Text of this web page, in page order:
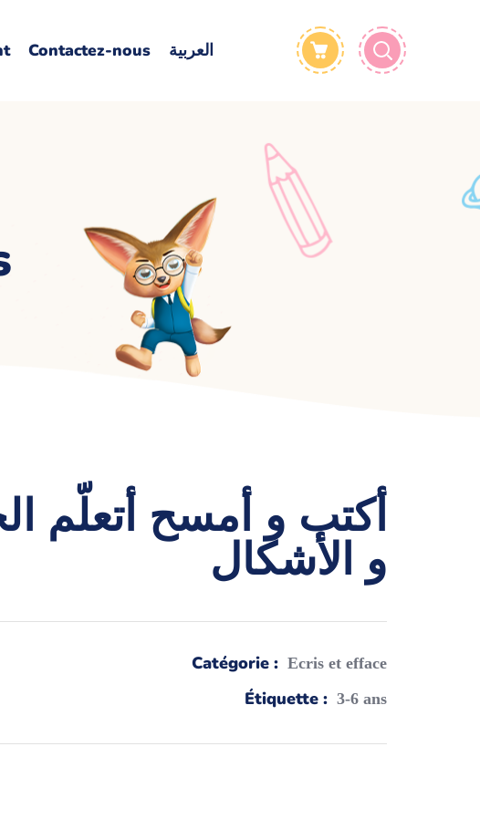
Contactez-nous العربية
أکتب و أمسح أتعلّم
و الأشکال
Catégorie : Ecris et efface
Étiquette : 3-6 ans